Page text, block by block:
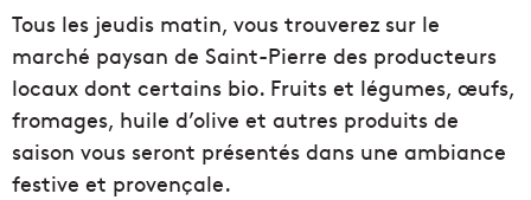
Tous les jeudis matin, vous trouverez sur le
marché paysan de Saint-Pierre des producteurs
locaux dont certains bio. Fruits et légumes, œufs,
fromages, huile d’olive et autres produits de
saison vous seront présentés dans une ambiance
festive et provençale.